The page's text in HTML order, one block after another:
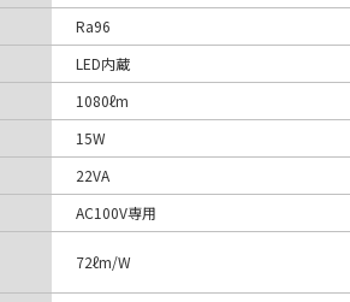
Ra96
LED内蔵
1080ℓm
15W
22VA
AC100V専用
72ℓm/W